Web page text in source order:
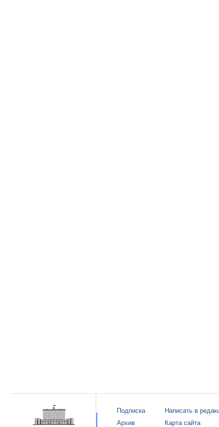
Подписка
Архив
Написать в
Карта сайта